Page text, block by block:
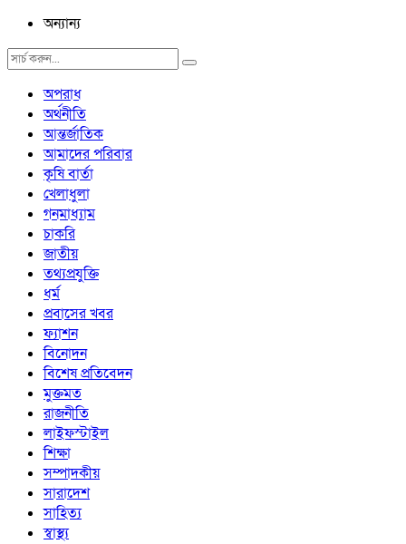
অন্যান্য
অপরাধ
অর্থনীতি
আন্তর্জাতিক
আমাদের পরিবার
কৃষি বার্তা
খেলাধুলা
গনমাধ্যাম
চাকরি
জাতীয়
তথ্যপ্রযুক্তি
ধর্ম
প্রবাসের খবর
ফ্যাশন
বিনোদন
বিশেষ প্রতিবেদন
মুক্তমত
রাজনীতি
লাইফস্টাইল
শিক্ষা
সম্পাদকীয়
সারাদেশ
সাহিত্য
স্বাস্থ্য